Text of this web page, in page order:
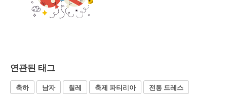
연관된 태그
축하 남자 칠레 축제 파티리아
전통 드레스